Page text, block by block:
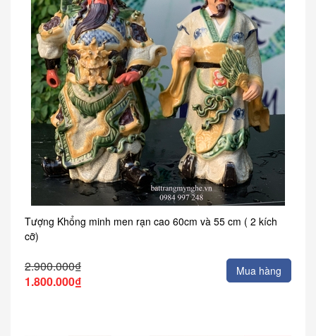
Tượng Khổng minh men rạn cao 60cm và 55 cm ( 2 kích
cỡ)
2.900.000₫
1.800.000₫
Mua hàng